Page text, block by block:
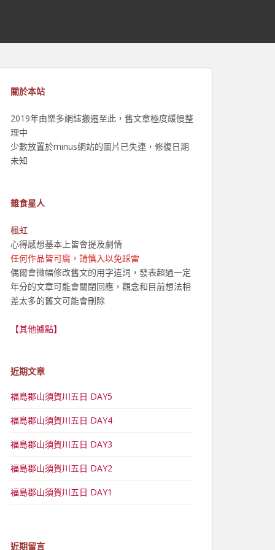
關於本站
2019年由樂多網誌搬遷至此，舊文章極度緩慢整
理中
少數放置於minus網站的圖片已失連，修復日期
未知
雜食星人
楓虹
心得感想基本上皆會提及劇情
任何作品皆可腐，請慎入以免踩雷
偶爾會微幅修改舊文的用字遣詞，發表超過一定
年分的文章可能會關閉回應，觀念和目前想法相
差太多的舊文可能會刪除
【其他據點】
近期文章
福島郡山須賀川五日 DAY5
福島郡山須賀川五日 DAY4
福島郡山須賀川五日 DAY3
福島郡山須賀川五日 DAY2
福島郡山須賀川五日 DAY1
近期留言